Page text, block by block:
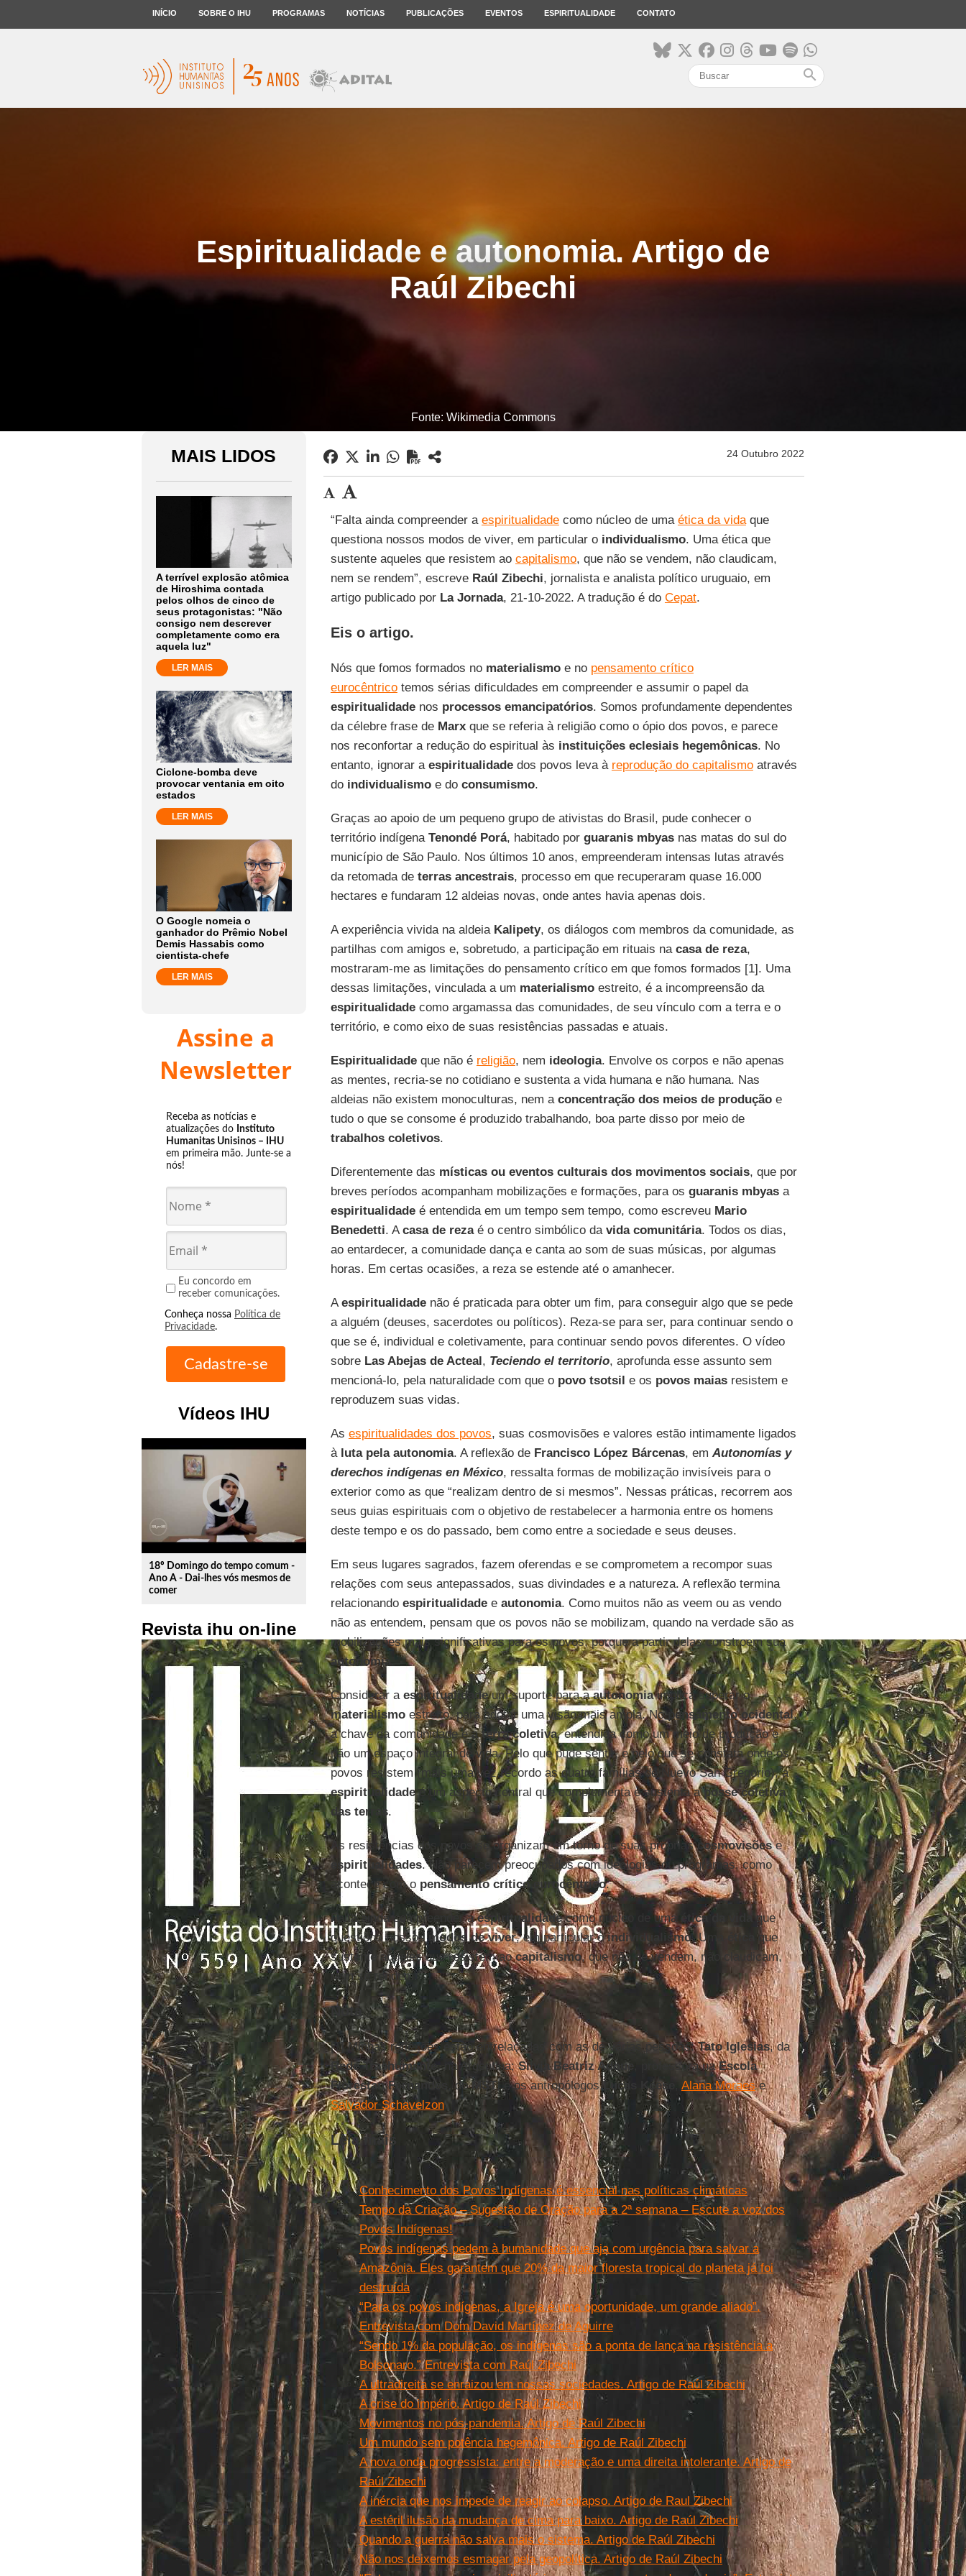
INÍCIO SOBRE O IHU PROGRAMAS NOTÍCIAS PUBLICAÇÕES EVENTOS ESPIRITUALIDADE CONTATO
search
Espiritualidade e autonomia. Artigo de
Raúl Zibechi
Fonte: Wikimedia Commons
MAIS LIDOS
A terrível explosão atômica
de Hiroshima contada
pelos olhos de cinco de
seus protagonistas: "Não
consigo nem descrever
completamente como era
aquela luz"
LER MAIS
Ciclone-bomba deve
provocar ventania em oito
estados
LER MAIS
O Google nomeia o
ganhador do Prêmio Nobel
Demis Hassabis como
cientista-chefe
LER MAIS
Assine a
Newsletter
Receba as notícias e
atualizações do Instituto
Humanitas Unisinos – IHU
em primeira mão. Junte-se a
nós!
Eu concordo em
receber comunicações.
Conheça nossa Política de
Privacidade.
Vídeos IHU
play_circle_outline
18º Domingo do tempo comum -
Ano A - Dai-lhes vós mesmos de
comer
Revista ihu on-line
24 Outubro 2022
“Falta ainda compreender a espiritualidadecomo núcleo de uma ética da vidaque
questiona nossos modos de viver, em particular o individualismo. Uma ética que
sustente aqueles que resistem ao capitalismo, que não se vendem, não claudicam,
nem se rendem”, escreve Raúl Zibechi, jornalista e analista político uruguaio, em
artigo publicado por La Jornada, 21-10-2022. A tradução é do Cepat.
Eis o artigo.
Nós que fomos formados no materialismoe no pensamento crítico
eurocêntricotemos sérias dificuldades em compreender e assumir o papel da
espiritualidadenos processos emancipatórios. Somos profundamente dependentes
da célebre frase de Marxque se referia à religião como o ópio dos povos, e parece
nos reconfortar a redução do espiritual às instituições eclesiais hegemônicas. No
entanto, ignorar a espiritualidadedos povos leva à reprodução do capitalismoatravés
do individualismoe do consumismo.
Graças ao apoio de um pequeno grupo de ativistas do Brasil, pude conhecer o
território indígena Tenondé Porá, habitado por guaranis mbyasnas matas do sul do
município de São Paulo. Nos últimos 10 anos, empreenderam intensas lutas através
da retomada de terras ancestrais, processo em que recuperaram quase 16.000
hectares e fundaram 12 aldeias novas, onde antes havia apenas dois.
A experiência vivida na aldeia Kalipety, os diálogos com membros da comunidade, as
partilhas com amigos e, sobretudo, a participação em rituais na casa de reza,
mostraram-me as limitações do pensamento crítico em que fomos formados [1]. Uma
dessas limitações, vinculada a um materialismoestreito, é a incompreensão da
espiritualidadecomo argamassa das comunidades, de seu vínculo com a terra e o
território, e como eixo de suas resistências passadas e atuais.
Espiritualidadeque não é religião, nem ideologia. Envolve os corpos e não apenas
as mentes, recria-se no cotidiano e sustenta a vida humana e não humana. Nas
aldeias não existem monoculturas, nem a concentração dos meios de produçãoe
tudo o que se consome é produzido trabalhando, boa parte disso por meio de
trabalhos coletivos.
Diferentemente das místicas ou eventos culturais dos movimentos sociais, que por
breves períodos acompanham mobilizações e formações, para os guaranis mbyasa
espiritualidadeé entendida em um tempo sem tempo, como escreveu Mario
Benedetti. Acasa de rezaé o centro simbólico da vida comunitária. Todos os dias,
ao entardecer, a comunidade dança e canta ao som de suas músicas, por algumas
horas. Em certas ocasiões, a reza se estende até o amanhecer.
Aespiritualidadenão é praticada para obter um fim, para conseguir algo que se pede
a alguém (deuses, sacerdotes ou políticos). Reza-se para ser, para continuar sendo o
que se é, individual e coletivamente, para continuar sendo povos diferentes. O vídeo
sobre Las Abejas de Acteal, Teciendo el territorio, aprofunda esse assunto sem
mencioná-lo, pela naturalidade com que o povo tsotsil e os povos maiasresistem e
reproduzem suas vidas.
As espiritualidades dos povos, suas cosmovisões e valores estão intimamente ligados
à luta pela autonomia. A reflexão de Francisco López Bárcenas, em Autonomías y
derechos indígenas en México, ressalta formas de mobilização invisíveis para o
exterior como as que “realizam dentro de si mesmos”. Nessas práticas, recorrem aos
seus guias espirituais com o objetivo de restabelecer a harmonia entre os homens
deste tempo e os do passado, bem como entre a sociedade e seus deuses.
Em seus lugares sagrados, fazem oferendas e se comprometem a recompor suas
relações com seus antepassados, suas divindades e a natureza. A reflexão termina
relacionando espiritualidadee autonomia. Como muitos não as veem ou as vendo
não as entendem, pensam que os povos não se mobilizam, quando na verdade são as
mobilizações mais significativas para os povos, porque a partir delas constroem sua
autonomia
Considerar a espiritualidadeum suporte para aautonomiaimplica superar o
materialismoestreito, para adotar uma visão mais ampla. No pensamento ocidental,
a chave da comunidade é aterra coletiva, entendida como um meio de produção e
não um espaço integral de vida. Pelo que pude sentir, e pelo que se constata onde os
povos resistem (mais uma vez recordo as quatro famílias de Nuevo San Gregorio), a
espiritualidadeé um aspecto central que complementa e sustenta aposse coletiva
das terras.
As resistências dos povos se organizam em torno de suas própriascosmovisõese
espiritualidades. Não parecem preocupados com ideologias ou programas, como
acontece com o pensamento crítico eurocêntrico.
Falta ainda compreender aespiritualidadecomo núcleo de uma ética da vida
que
questiona nossos modos de viver, em particular oindividualismo. Uma ética
que
sustente aqueles que resistem aocapitalismo, que não se vendem, não claudicam,
nem se rendem.
Nota
[1] Minhas reflexões estão entrelaçadas com as de várias pessoas:Tato Iglesias, da
Rede Trashumante, na Argentina;Silvia Beatriz Adoue , professora naEscola
Florestan Fernandes
, doMST, e os antropólogosLucas Keese Alana Moraese
Salvador Schavelzon.
Leia mais
Conhecimento dos Povos Indígenas é essencial nas políticas climáticas
Tempo da Criação – Sugestão de Oração para a 2ª semana – Escute a voz dos
Povos Indígenas!
Povos indígenas pedem à humanidade que aja com urgência para salvar a
Amazônia. Eles garantem que 20% da maior floresta tropical do planeta já foi
destruída
“Para os povos indígenas, a Igreja é uma oportunidade, um grande aliado”.
Entrevista com Dom David Martínez de Aguirre
“Sendo 1% da população, os indígenas são a ponta de lança na resistência a
Bolsonaro.” Entrevista com Raúl Zibechi
A ultradireita se enraizou em nossas sociedades. Artigo de Raúl Zibechi
A crise do império. Artigo de Raúl Zibechi
Movimentos no pós-pandemia. Artigo de Raúl Zibechi
Um mundo sem potência hegemônica. Artigo de Raúl Zibechi
A nova onda progressista: entre a moderação e uma direita intolerante. Artigo de
Raúl Zibechi
A inércia que nos impede de reagir ao colapso. Artigo de Raul Zibechi
A estéril ilusão da mudança de cima para baixo. Artigo de Raúl Zibechi
Quando a guerra não salva mais o sistema. Artigo de Raúl Zibechi
Não nos deixemos esmagar pela geopolítica. Artigo de Raúl Zibechi